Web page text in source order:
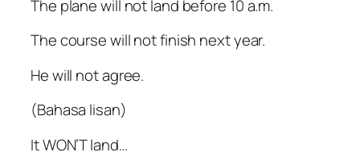
The plane will not land before 10 a.m.
The course will not finish next year.
He will not agree.
(Bahasa lisan)
It WON’T land…